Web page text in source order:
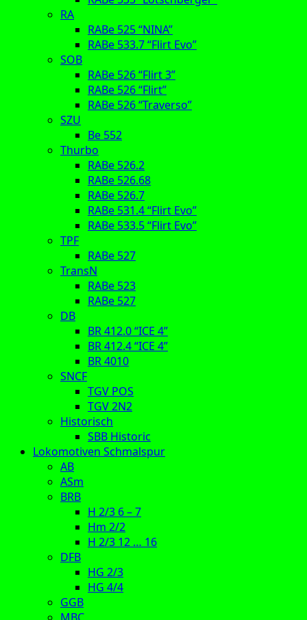
RA
RABe 525 “NINA”
RABe 533.7 “Flirt Evo”
SOB
RABe 526 “Flirt 3”
RABe 526 “Flirt”
RABe 526 “Traverso”
SZU
Be 552
Thurbo
RABe 526.2
RABe 526.68
RABe 526.7
RABe 531.4 “Flirt Evo”
RABe 533.5 “Flirt Evo”
TPF
RABe 527
TransN
RABe 523
RABe 527
DB
BR 412.0 “ICE 4”
BR 412.4 “ICE 4”
BR 4010
SNCF
TGV POS
TGV 2N2
Historisch
SBB Historic
Lokomotiven Schmalspur
AB
ASm
BRB
H 2/3 6 – 7
Hm 2/2
H 2/3 12 … 16
DFB
HG 2/3
HG 4/4
GGB